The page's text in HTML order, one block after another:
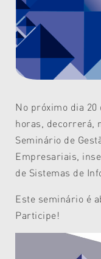
No próximo dia 20
horas, decorrerá,
Seminário de
Empresariais,
de Sistemas de
Este seminário é
Participe!